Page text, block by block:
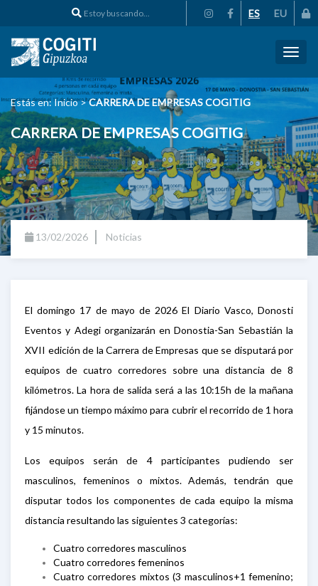
ES EU
Estás en: Inicio>CARRERA DE EMPRESAS COGITIG
CARRERA DE EMPRESAS COGITIG
13/02/2026 Noticias
El domingo 17 de mayo de 2026 El Diario Vasco, Donosti
Eventos y Adegi organizarán en Donostia-San Sebastián la
XVII edición de la Carrera de Empresas que se disputará por
equipos de cuatro corredores sobre una distancia de 8
kilómetros. La hora de salida será a las 10:15h de la mañana
fijándose un tiempo máximo para cubrir el recorrido de 1 hora
y 15 minutos.
Los equipos serán de 4 participantes pudiendo ser
masculinos, femeninos o mixtos. Además, tendrán que
disputar todos los componentes de cada equipo la misma
distancia resultando las siguientes 3 categorías:
Cuatro corredores masculinos
Cuatro corredores femeninos
Cuatro corredores mixtos (3 masculinos+1 femenino;